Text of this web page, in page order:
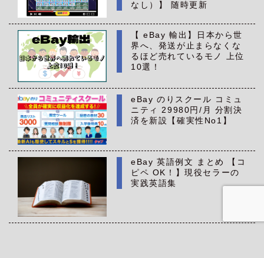
なし）】 随時更新
【 eBay 輸出】日本から世
界へ、発送が止まらなくな
るほど売れているモノ 上位
10選！
eBay のりスクール コミュ
ニティ 29980円/月 分割決
済を新設【確実性No1】
eBay 英語例文 まとめ 【コ
ピペ OK！】現役セラーの
実践英語集